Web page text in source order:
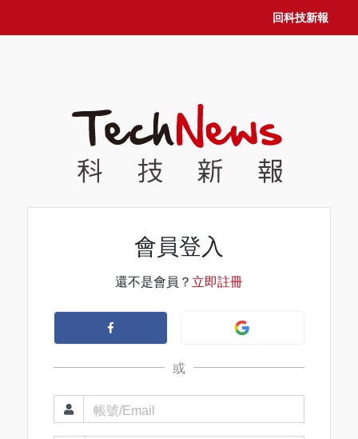
回科技新報
會員登入
還不是會員？ 立即註冊
或
帳號/Email